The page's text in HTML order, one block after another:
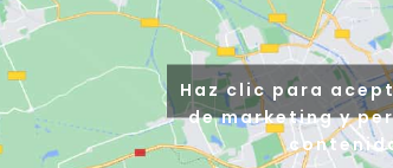
Haz clic para
de marketing y